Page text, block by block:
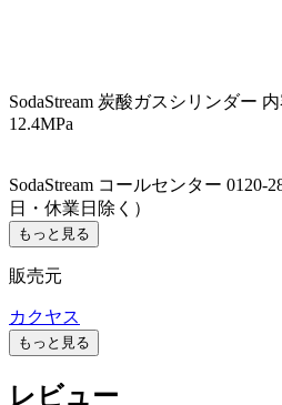
SodaStream 炭酸ガスシリンダー
12.4MPa
SodaStream コールセンター 0120-
日・休業日除く）
もっと見る
販売元
カクヤス
もっと見る
レビュー